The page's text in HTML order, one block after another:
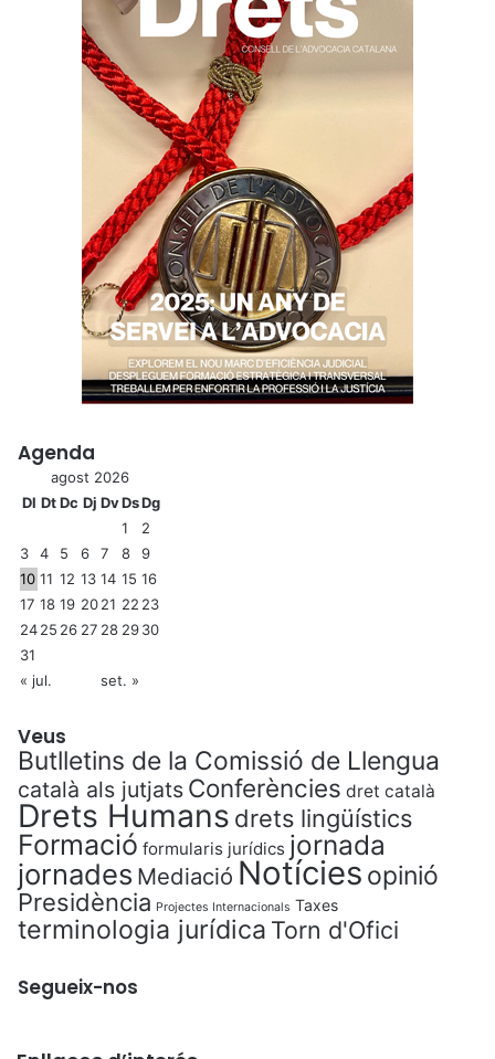
Agenda
agost 2026
Dl DtDc Dj DvDsDg
1
2
3
4 5 6 7 8
9
10 11 12 13 14 15 16
17 18 19 2021 22 23
2425 26 27 28 2930
31
« jul.
set. »
Veus
Butlletins de la Comissió de Llengua
català als jutjats Conferències dret català
Drets Humans drets lingüístics
Formació formularis jurídics jornada
jornades Mediació Notícies opinió
Presidència Projectes Internacionals Taxes
terminologia jurídica Torn d'Ofici
Segueix-nos